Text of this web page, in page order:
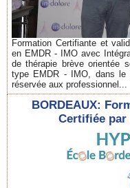
Formation Certifiante et
en EMDR - IMO avec
de thérapie brève orientée
type EMDR - IMO, dans le
réservée aux professionnel...
BORDEAUX:
Certifiée par